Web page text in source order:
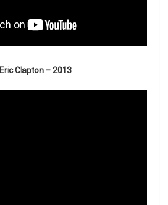
Eric Clapton – 2013